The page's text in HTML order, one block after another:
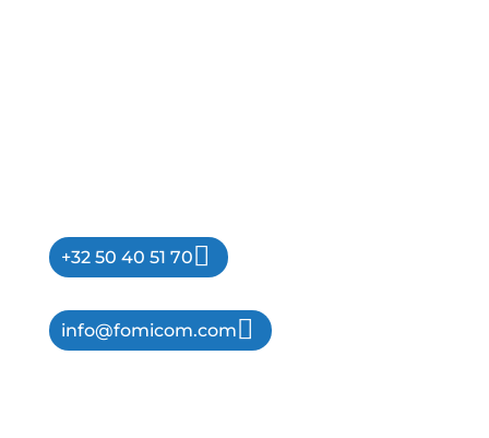
+32 50 40 51 70
info@fomicom.com